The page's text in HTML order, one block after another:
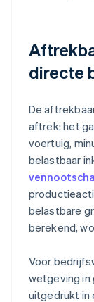
directe
De
aftrek: het
voertuig,
belastbaar
belastbare
berekend,
Voor
wetgeving
uitgedrukt in